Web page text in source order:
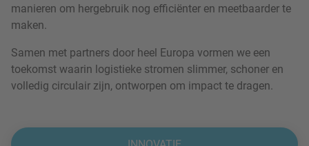
manieren om hergebruik nog efficiënter en meetbaarder te
maken.
Samen met partners door heel Europa vormen we een
toekomst waarin logistieke stromen slimmer, schoner en
volledig circulair zijn, ontworpen om impact te dragen.